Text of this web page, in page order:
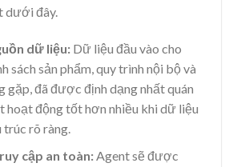
dưới đây.
dữ liệu:Dữ liệu đầu vào cho
sách sản phẩm, quy trình nội bộ và
gặp, đã được định dạng nhất quán
hoạt động tốt hơn nhiều khi dữ liệu
trúc rõ ràng.
cập an toàn:Agent sẽ được